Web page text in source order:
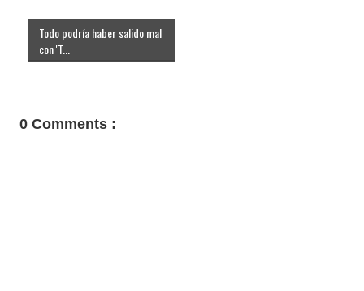
Todo podría haber salido mal
con 'T...
0 Comments :